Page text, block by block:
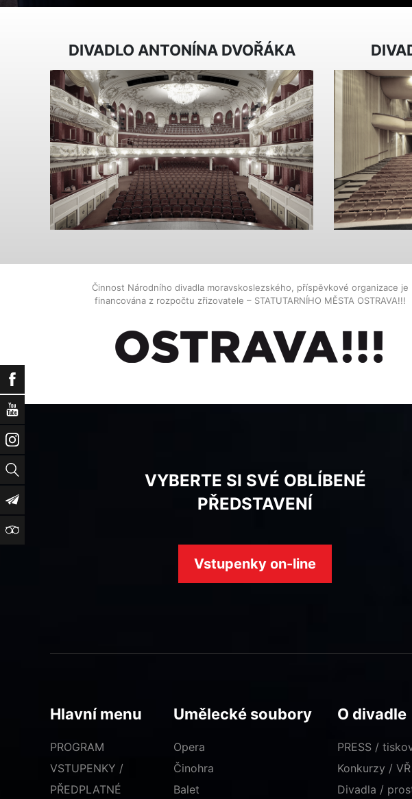
Facebook
YouTube
Instagram
Vyhledat
Newsletter
TripAdvisor
DIVADLO ANTONÍNA DVOŘÁKA
Činnost Národního divadla moravskoslezského, příspěvkové organizace je
financována z rozpočtu zřizovatele – STATUTARNÍHO MĚSTA OSTRAVA!!!
VYBERTE SI SVÉ OBLÍBENÉ
PŘEDSTAVENÍ
Vstupenky on-line
Hlavní menu
PROGRAM
VSTUPENKY /
PŘEDPLATNÉ
Umělecké soubory
Opera
Činohra
Balet
O divadle
PRESS /
Konkurzy / VŘ
Divadla /